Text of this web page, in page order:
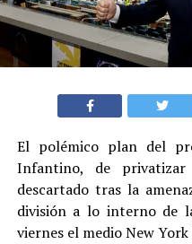
El polémico plan del
Infantino, de
descartado tras la
división a lo interno de
viernes el medio New York